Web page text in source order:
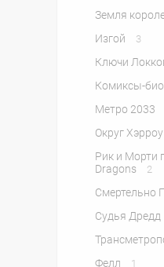
Земля
Изгой 3
Ключи
Комиксы-
Метро 2033
Округ Хэрроу
Рик и Морти
Dragons
2
Смертельно
Судья Дредд
Фелл 1